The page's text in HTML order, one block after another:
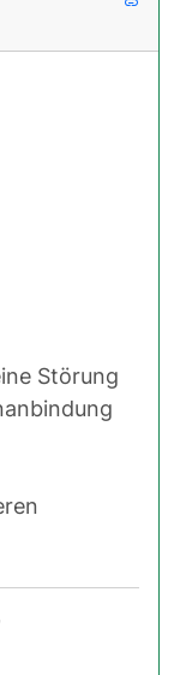
Störung